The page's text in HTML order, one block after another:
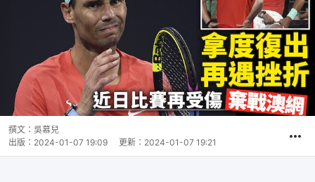
撰文： 吳慕兒
出版： 2024-01-07 19:09 更新： 2024-01-07 19:21